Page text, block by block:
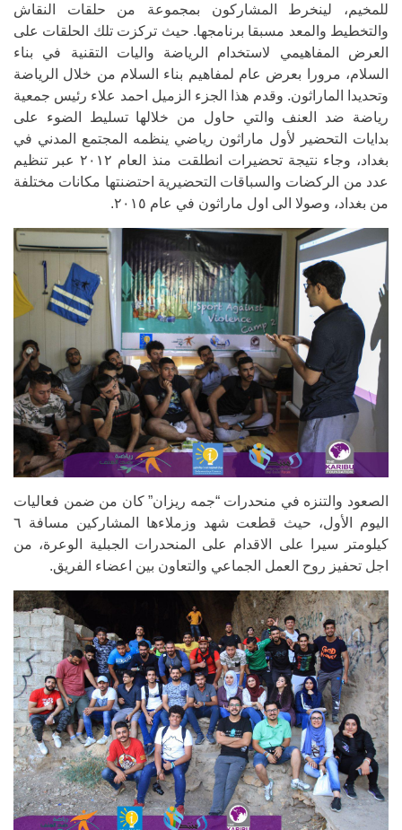
للمخيم، لينخرط المشاركون بمجموعة من حلقات النقاش
والتخطيط والمعد مسبقا برنامجها. حيث تركزت تلك الحلقات على
العرض المفاهيمي لاستخدام الرياضة واليات التقنية في بناء
السلام، مرورا بعرض عام لمفاهيم بناء السلام من خلال الرياضة
وتحديدا الماراثون. وقدم هذا الجزء الزميل احمد علاء رئيس جمعية
رياضة ضد العنف والتي حاول من خلالها تسليط الضوء على
بدايات التحضير لأول ماراثون رياضي ينظمه المجتمع المدني في
بغداد، وجاء نتيجة تحضيرات انطلقت منذ العام ٢٠١٢ عبر تنظيم
عدد من الركضات والسباقات التحضيرية احتضنتها مكانات مختلفة
من بغداد، وصولا الى اول ماراثون في عام ٢٠١٥.
الصعود والتنزه في منحدرات “جمه ريزان” كان من ضمن فعاليات
اليوم الأول، حيث قطعت شهد وزملاءها المشاركين مسافة ٦
كيلومتر سيرا على الاقدام على المنحدرات الجبلية الوعرة، من
اجل تحفيز روح العمل الجماعي والتعاون بين اعضاء الفريق.